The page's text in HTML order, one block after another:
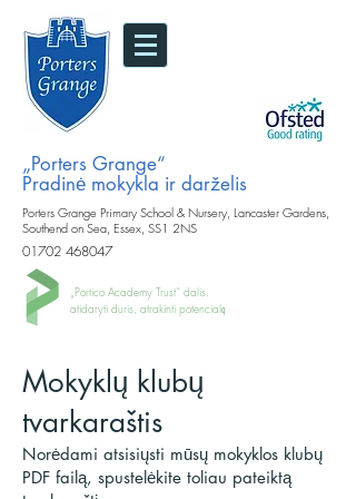
„Porters Grange“
Pradinė mokykla ir darželis
Porters Grange Primary School & Nursery, Lancaster Gardens,
Southend on Sea, Essex, SS1 2NS
01702 468047
„Portico Academy Trust“ dalis.
atidaryti duris, atrakinti potencialą
Mokyklų klubų
tvarkaraštis
Norėdami atsisiųsti mūsų mokyklos klubų
PDF failą, spustelėkite toliau pateiktą